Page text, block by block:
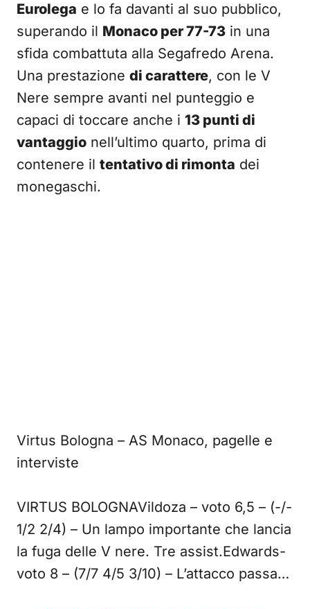
Eurolega e lo fa davanti al suo pubblico,
superando il Monaco per 77-73 in una
sfida combattuta alla Segafredo Arena.
Una prestazione di carattere, con le V
Nere sempre avanti nel punteggio e
capaci di toccare anche i 13 punti di
vantaggio nell’ultimo quarto, prima di
contenere il tentativo di rimonta dei
monegaschi.
Virtus Bologna – AS Monaco, pagelle e
interviste
VIRTUS BOLOGNAVildoza – voto 6,5 – (-/-
1/2 2/4) – Un lampo importante che lancia
la fuga delle V nere. Tre assist.Edwards-
voto 8 – (7/7 4/5 3/10) – L’attacco passa…